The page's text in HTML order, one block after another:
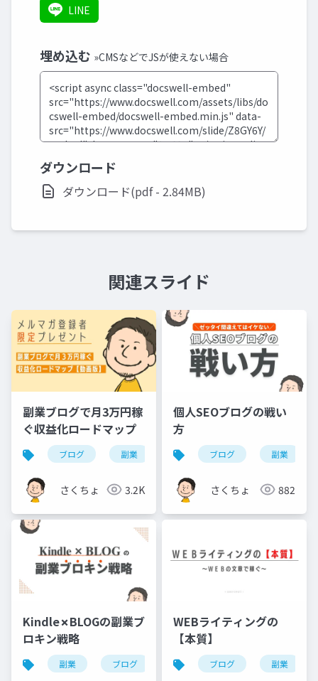
LINE
埋め込む »CMSなどでJSが使えない場合
ダウンロード
ダウンロード(pdf - 2.84MB)
関連スライド
副業ブログで月3万円稼
ぐ収益化ロードマップ
ブログ 副業 アフィリエイト
さくちょ 3.2K
個人SEOブログの戦い
方
ブログ 副業
さくちょ 882
Kindle✗BLOGの副業ブ
ロキン戦略
副業 ブログ kindle
WEBライティングの
【本質】
ブログ 副業